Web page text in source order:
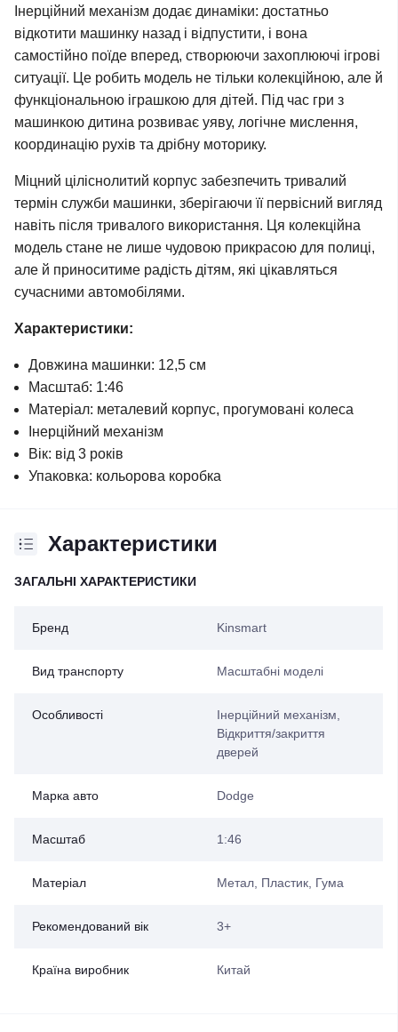
Інерційний механізм додає динаміки: достатньо
відкотити машинку назад і відпустити, і вона
самостійно поїде вперед, створюючи захоплюючі ігрові
ситуації. Це робить модель не тільки колекційною, але й
функціональною іграшкою для дітей. Під час гри з
машинкою дитина розвиває уяву, логічне мислення,
координацію рухів та дрібну моторику.
Міцний ціліснолитий корпус забезпечить тривалий
термін служби машинки, зберігаючи її первісний вигляд
навіть після тривалого використання. Ця колекційна
модель стане не лише чудовою прикрасою для полиці,
але й приноситиме радість дітям, які цікавляться
сучасними автомобілями.
Характеристики:
Довжина машинки: 12,5 см
Масштаб: 1:46
Матеріал: металевий корпус, прогумовані колеса
Інерційний механізм
Вік: від 3 років
Упаковка: кольорова коробка
Характеристики
ЗАГАЛЬНІ ХАРАКТЕРИСТИКИ
Бренд Kinsmart
Вид транспорту Масштабні моделі
Особливості
Інерційний механізм,
Відкриття/закриття
дверей
Марка авто Dodge
Масштаб 1:46
Матеріал Метал, Пластик, Гума
Рекомендований вік 3+
Країна виробник Китай